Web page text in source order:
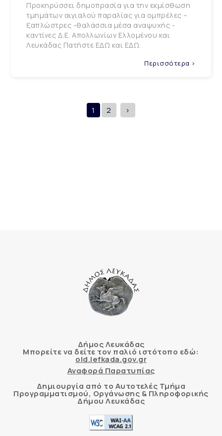
Προκηρύσσει δημοπρασία για την εκμίσθωση
τμημάτων αιγιαλού παραλίας για ομπρέλες –
ξαπλώστρες -θαλάσσια μέσα αναψυχής -
καντίνες Δ.Ε. Απολλωνίων Ελλομένου και
Λευκάδας Πατήστε ΕΔΩ και ΕΔΩ.
Περισσότερα >
1 2 >
Δήμος Λευκάδας
Μπορείτε να δείτε τον παλιό ιστότοπο εδώ:
old.lefkada.gov.gr
Αναφορά Παρατυπίας
Δημιουργία από το Αυτοτελές Τμήμα
Προγραμματισμού, Οργάνωσης & Πληροφορικής
Δήμου Λευκάδας